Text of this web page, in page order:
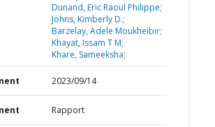
Dunand, Eric Raoul Philippe;
Johns, Kimberly D.;
Barzelay, Adele Moukheibir;
Khayat, Issam T M;
Khare, Sameeksha;
2023/09/14
Rapport